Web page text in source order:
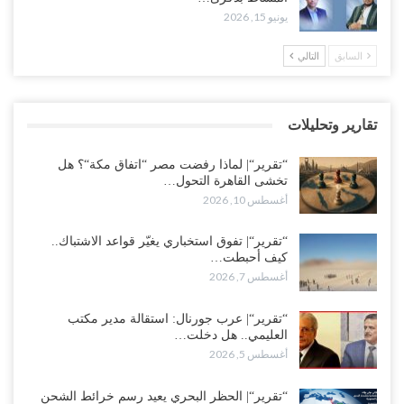
إسكات الصوت الحضرمي..!
المحافظ الجنيدي يحذر من خطورة المخططات السعودية على ابناء
الجنوب..!
أغسطس 8, 2026
“تقرير“| تفوق استخباري يغيّر قواعد الاشتباك.. كيف أحبطت صنعاء
“شبوة“| الرياض تستبق نهب نفط ثاني محافظة يمنية بالإطاحة بقادة
أغسطس 7, 2026
“أبين“| احتجاجًا على تردي الأوضاع المعيشية.. إضراب يشل سوق الرباط
يونيو 15, 2026
السابق التالي
تقارير وتحليلات
“تقرير“| لماذا رفضت مصر “اتفاق مكة“؟ هل
تخشى القاهرة التحول…
أغسطس 10, 2026
“تقرير“| تفوق استخباري يغيّر قواعد الاشتباك..
كيف أحبطت…
أغسطس 7, 2026
“تقرير“| عرب جورنال: استقالة مدير مكتب
العليمي.. هل دخلت…
أغسطس 5, 2026
“تقرير“| الحظر البحري يعيد رسم خرائط الشحن